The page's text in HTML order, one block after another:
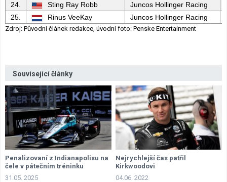
24.
Sting Ray Robb Juncos Hollinger Racing
25.
Rinus VeeKay Juncos Hollinger Racing
Zdroj: Původní článek redakce, úvodní foto: Penske Entertainment
Související články
Penalizovaní z Indianapolisu na
čele v pátečním tréninku
31.05. 2025
Nejrychlejší čas patřil
Kirkwoodovi
04.06. 2022